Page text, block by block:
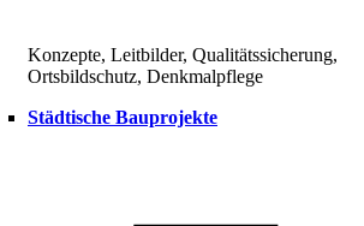
Konzepte, Leitbilder, Qualitätssicherung,
Ortsbildschutz, Denkmalpflege
Städtische Bauprojekte